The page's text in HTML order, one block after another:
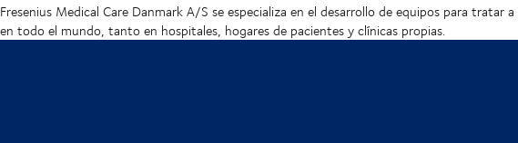
Fresenius Medical Care Danmark A/S se especializa en el desarrollo de equipos para tratar
en todo el mundo, tanto en hospitales, hogares de pacientes y clínicas propias.